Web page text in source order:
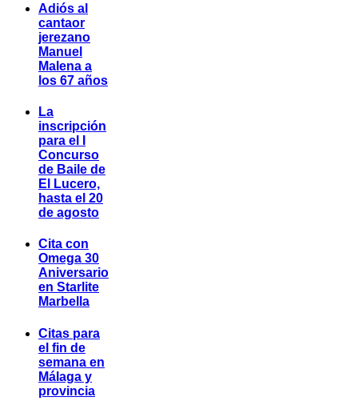
Adiós al
cantaor
jerezano
Manuel
Malena a
los 67 años
La
inscripción
para el I
Concurso
de Baile de
El Lucero,
hasta el 20
de agosto
Cita con
Omega 30
Aniversario
en Starlite
Marbella
Citas para
el fin de
semana en
Málaga y
provincia